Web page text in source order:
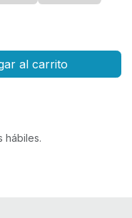
al carrito
hábiles.